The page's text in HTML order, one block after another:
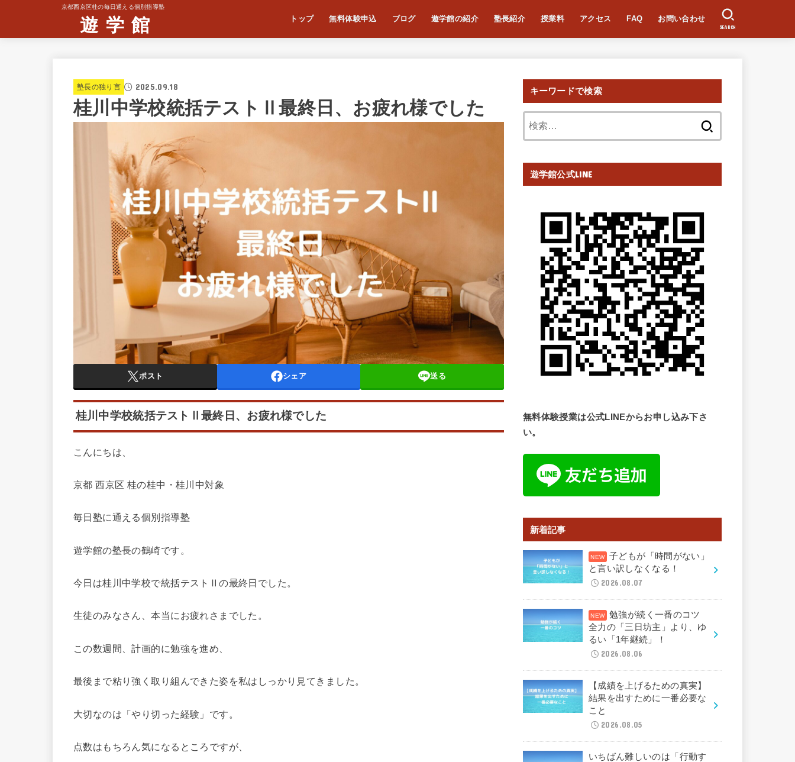
京都西京区桂の毎日通える個別指導塾
遊 学 館 トップ 無料体験申込 ブログ 遊学館の紹介 塾長紹介 授業料 アクセス FAQ お問い合わせ
SEARCH
塾長の独り言 2025.09.18
桂川中学校統括テストⅡ最終日、お疲れ様でした
ポスト シェア 送る
桂川中学校統括テストⅡ最終日、お疲れ様でした
こんにちは、
京都 西京区 桂の桂中・桂川中対象
毎日塾に通える個別指導塾
遊学館の塾長の鶴崎です。
今日は桂川中学校で統括テストⅡの最終日でした。
生徒のみなさん、本当にお疲れさまでした。
この数週間、計画的に勉強を進め、
最後まで粘り強く取り組んできた姿を私はしっかり見てきました。
大切なのは「やり切った経験」です。
点数はもちろん気になるところですが、
キーワードで検索
遊学館公式LINE
無料体験授業は公式LINEからお申し込み下さ
い。
新着記事
子どもが「時間がない」
と言い訳しなくなる！
2026.08.07
勉強が続く一番のコツ
全力の「三日坊主」より、ゆ
るい「1年継続」！
2026.08.06
【成績を上げるための真実】
結果を出すために一番必要な
こと
2026.08.05
いちばん難しいのは「行動す